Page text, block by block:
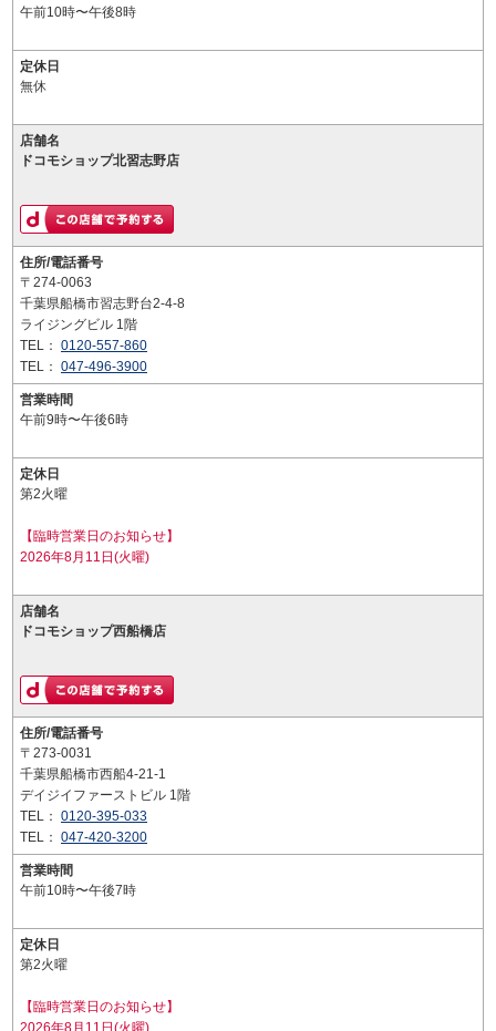
午前10時〜午後8時
定休日
無休
店舗名
ドコモショップ北習志野店
住所/電話番号
〒274-0063
千葉県船橋市習志野台2-4-8
ライジングビル 1階
TEL： 0120-557-860
TEL： 047-496-3900
営業時間
午前9時〜午後6時
定休日
第2火曜
【臨時営業日のお知らせ】
2026年8月11日(火曜)
店舗名
ドコモショップ西船橋店
住所/電話番号
〒273-0031
千葉県船橋市西船4-21-1
デイジイファーストビル 1階
TEL： 0120-395-033
TEL： 047-420-3200
営業時間
午前10時〜午後7時
定休日
第2火曜
【臨時営業日のお知らせ】
2026年8月11日(火曜)